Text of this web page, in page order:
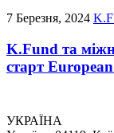
7 Березня, 2024
K.Fund та
старт
УКРАЇНА